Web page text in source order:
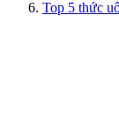
Top 5 thức